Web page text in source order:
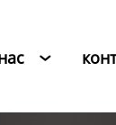
